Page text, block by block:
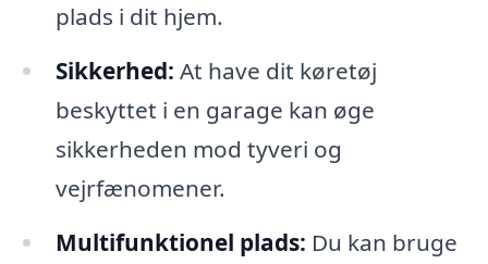
plads i dit hjem.
Sikkerhed: At have dit køretøj
beskyttet i en garage kan øge
sikkerheden mod tyveri og
vejrfænomener.
Multifunktionel plads: Du kan bruge